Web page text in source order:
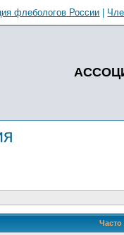
флебологов России